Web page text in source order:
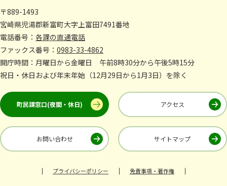
〒889-1493
宮崎県児湯郡新富町大字上富田7491番地
電話番号： 各課の直通電話
ファックス番号： 0983-33-4862
開庁時間：月曜日から金曜日 午前8時30分から午後5時15分
祝日・休日および年末年始（12月29日から1月3日）を除く
町民課窓口(夜間・休日) アクセス
お問い合わせ サイトマップ
プライバシーポリシー 免責事項・著作権